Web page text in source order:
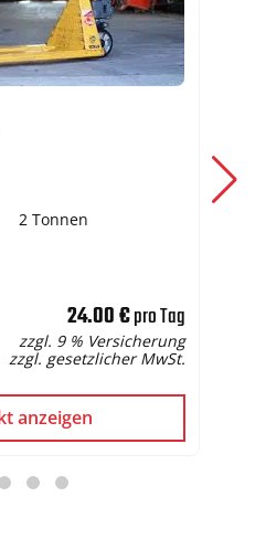
2 Tonnen
24.00 €pro Tag
zzgl. 9 % Versicherung
zzgl. gesetzlicher MwSt.
anzeigen